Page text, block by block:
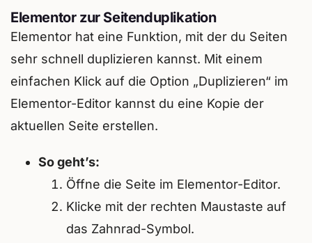
Elementor zur Seitenduplikation
Elementor hat eine Funktion, mit der du Seiten
sehr schnell duplizieren kannst. Mit einem
einfachen Klick auf die Option „Duplizieren“ im
Elementor-Editor kannst du eine Kopie der
aktuellen Seite erstellen.
So geht’s:
Öffne die Seite im Elementor-Editor.
Klicke mit der rechten Maustaste auf
das Zahnrad-Symbol.